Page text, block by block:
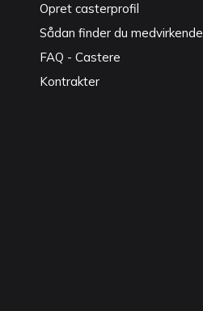
Opret casterprofil
Sådan finder du medvirkende
FAQ - Castere
Kontrakter